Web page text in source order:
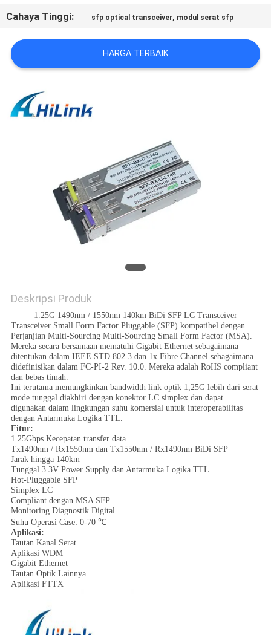
MINTA
KUTIPAN
SITEMAP
Cahaya Tinggi: sfp optical transceiver, modul serat sfp
HARGA TERBAIK
Deskripsi Produk
1.25G 1490nm / 1550nm 140km BiDi SFP LC Transceiver
Transceiver Small Form Factor Pluggable (SFP) kompatibel dengan
Perjanjian Multi-Sourcing Multi-Sourcing Small Form Factor (MSA).
Mereka secara bersamaan mematuhi Gigabit Ethernet sebagaimana
ditentukan dalam IEEE STD 802.3 dan 1x Fibre Channel sebagaimana
didefinisikan dalam FC-PI-2 Rev. 10.0. Mereka adalah RoHS compliant
dan bebas timah.
Ini terutama memungkinkan bandwidth link optik 1,25G lebih dari serat
mode tunggal diakhiri dengan konektor LC simplex dan dapat
digunakan dalam lingkungan suhu komersial untuk interoperabilitas
dengan Antarmuka Logika TTL.
Fitur:
1.25Gbps Kecepatan transfer data
Tx1490nm / Rx1550nm dan Tx1550nm / Rx1490nm BiDi SFP
Jarak hingga 140km
Tunggal 3.3V Power Supply dan Antarmuka Logika TTL
Hot-Pluggable SFP
Simplex LC
Compliant dengan MSA SFP
Monitoring Diagnostik Digital
Suhu Operasi Case: 0-70 ℃
Aplikasi:
Tautan Kanal Serat
Aplikasi WDM
Gigabit Ethernet
Tautan Optik Lainnya
Aplikasi FTTX